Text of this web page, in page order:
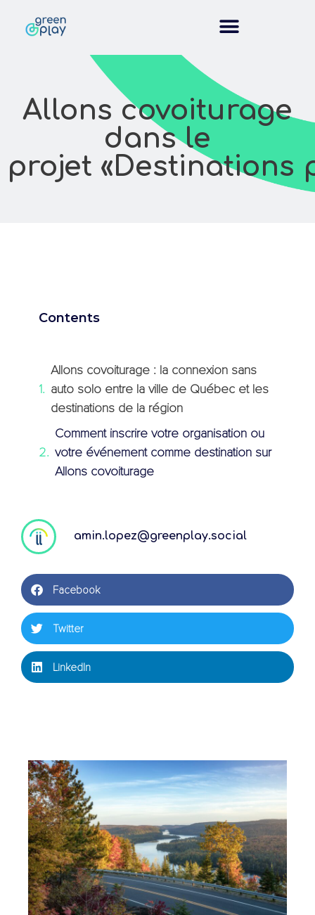
Allons covoiturage
dans le
projet «Destinations
Contents
Allons covoiturage : la connexion sans
auto solo entre la ville de Québec et les
destinations de la région
Comment inscrire votre organisation ou
votre événement comme destination sur
Allons covoiturage
amin.lopez@greenplay.social
Facebook
Twitter
LinkedIn